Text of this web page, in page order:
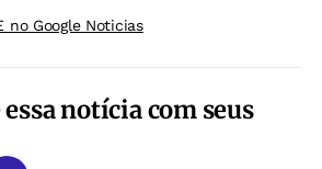
no Google Noticias
notícia com seus